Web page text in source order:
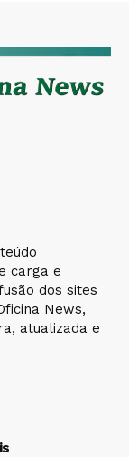
carga e
dos sites
News,
atualizada e